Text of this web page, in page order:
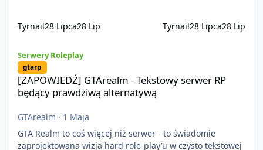
Tyrnail28 Lipca28 Lip Tyrnail28 Lipca28 Lip
Serwery Roleplay
gtarp
[ZAPOWIEDŹ] GTArealm - Tekstowy serwer RP
będący prawdziwą alternatywą
GTArealm · 1 Maja
GTA Realm to coś więcej niż serwer - to świadomie
zaprojektowana wizja hard role-play’u w czysto tekstowej